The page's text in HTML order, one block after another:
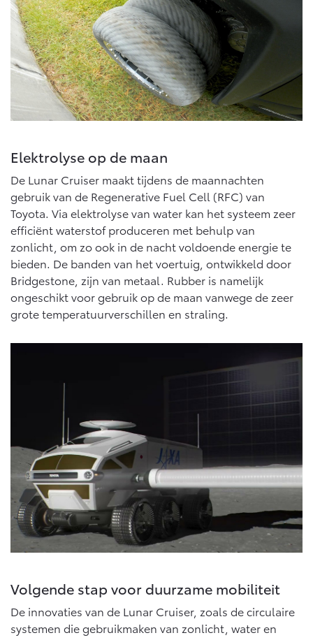
Elektrolyse op de maan
De Lunar Cruiser maakt tijdens de maannachten
gebruik van de Regenerative Fuel Cell (RFC) van
Toyota. Via elektrolyse van water kan het systeem zeer
efficiënt waterstof produceren met behulp van
zonlicht, om zo ook in de nacht voldoende energie te
bieden. De banden van het voertuig, ontwikkeld door
Bridgestone, zijn van metaal. Rubber is namelijk
ongeschikt voor gebruik op de maan vanwege de zeer
grote temperatuurverschillen en straling.
Volgende stap voor duurzame mobiliteit
De innovaties van de Lunar Cruiser, zoals de circulaire
systemen die gebruikmaken van zonlicht, water en